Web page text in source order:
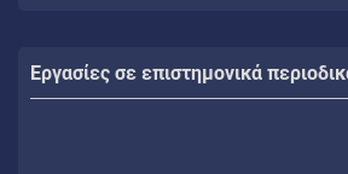
Εργασίες σε επιστημονικά